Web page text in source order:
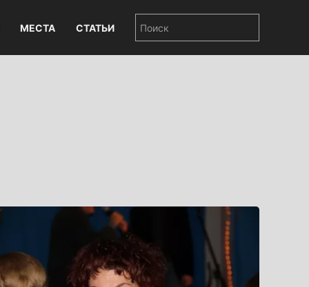
МЕСТА СТАТЬИ